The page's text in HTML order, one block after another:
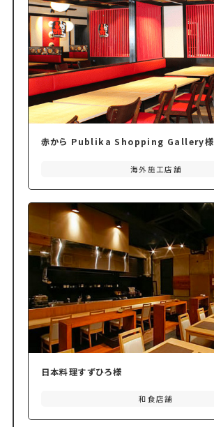
赤から Publika Shopping Gallery様
海外施工店舗
日本料理すずひろ様
和食店舗